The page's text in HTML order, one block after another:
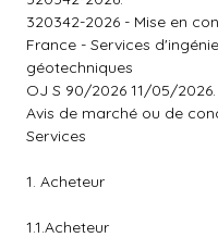
320342-2026 - Mise en
France - Services
géotechniques
OJ S 90/2026 11/05/2026.
Avis de marché ou de
Services
1. Acheteur
1.1.Acheteur